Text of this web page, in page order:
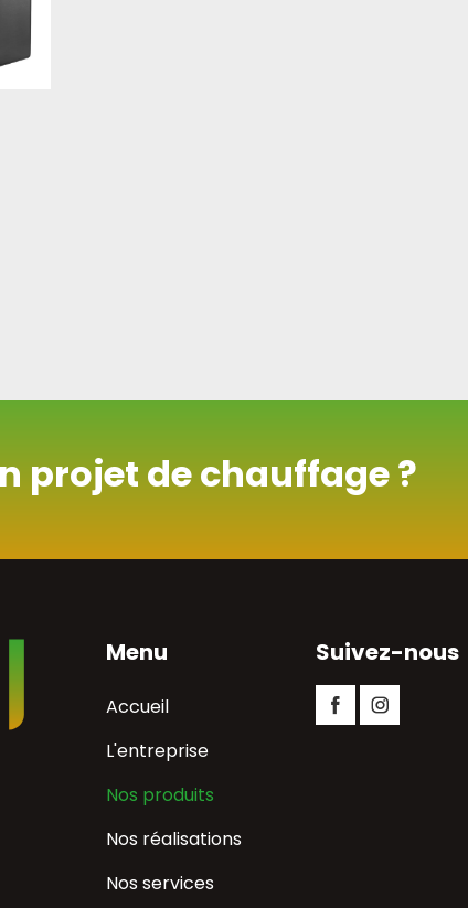
projet de chauffage ?
Menu
Aller
contenu
Accueil
L'entreprise
Nos produits
Nos réalisations
Nos services
Suivez-nous
FacebookInstagram